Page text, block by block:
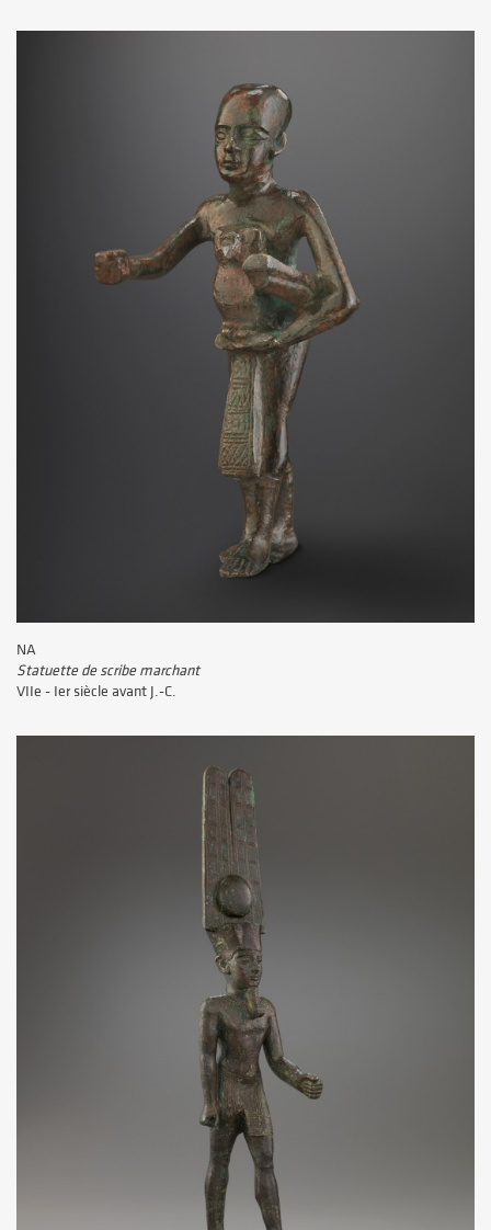
NA
Statuette de scribe marchant
VIIe - Ier siècle avant J.-C.